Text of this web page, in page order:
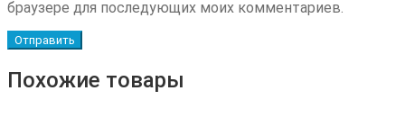
браузере для последующих моих комментариев.
Похожие товары